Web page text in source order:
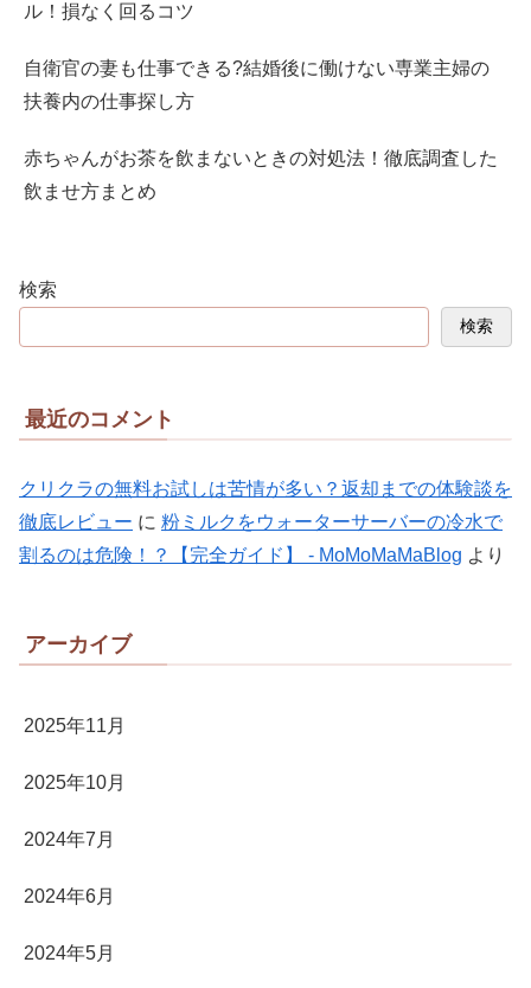
ル！損なく回るコツ
自衛官の妻も仕事できる?結婚後に働けない専業主婦の
扶養内の仕事探し方
赤ちゃんがお茶を飲まないときの対処法！徹底調査した
飲ませ方まとめ
検索
検索
最近のコメント
クリクラの無料お試しは苦情が多い？返却までの体験談を
徹底レビュー に 粉ミルクをウォーターサーバーの冷水で
割るのは危険！？【完全ガイド】 - MoMoMaMaBlog より
アーカイブ
2025年11月
2025年10月
2024年7月
2024年6月
2024年5月